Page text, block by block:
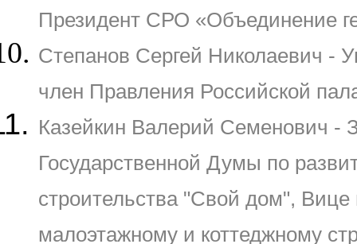
Президент СРО «Объединение
Степанов Сергей Николаевич -
член Правления Российской
Казейкин Валерий Семенович -
Государственной Думы по
строительства "Свой дом", Вице
малоэтажному и коттеджному